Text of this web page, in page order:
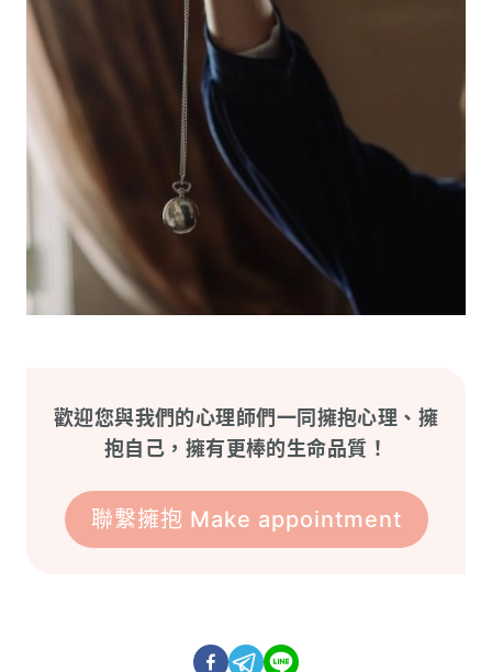
歡迎您與我們的心理師們一同擁抱心理、擁
抱自己，擁有更棒的生命品質！
聯繫擁抱 Make appointment